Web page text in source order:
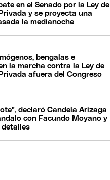
en el Senado por la Ley de
y se proyecta una
la medianoche
bengalas e
la marcha contra la Ley de
afuera del Congreso
declaró Candela Arizaga
con Facundo Moyano y